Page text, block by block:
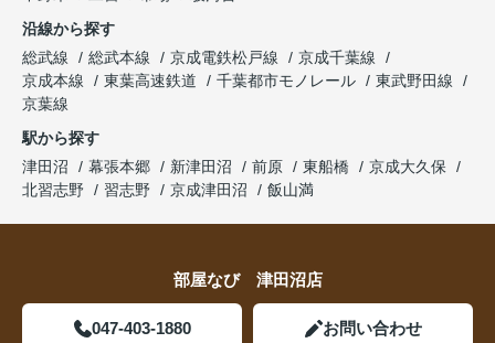
沿線から探す
総武線
総武本線 京成電鉄松戸線
京成千葉線
京成本線
東葉高速鉄道 千葉都市モノレール
東武野田線
京葉線
駅から探す
津田沼
幕張本郷 新津田沼 前原 東船橋
京成大久保
北習志野
習志野 京成津田沼 飯山満
部屋なび 津田沼店
047-403-1880 お問い合わせ